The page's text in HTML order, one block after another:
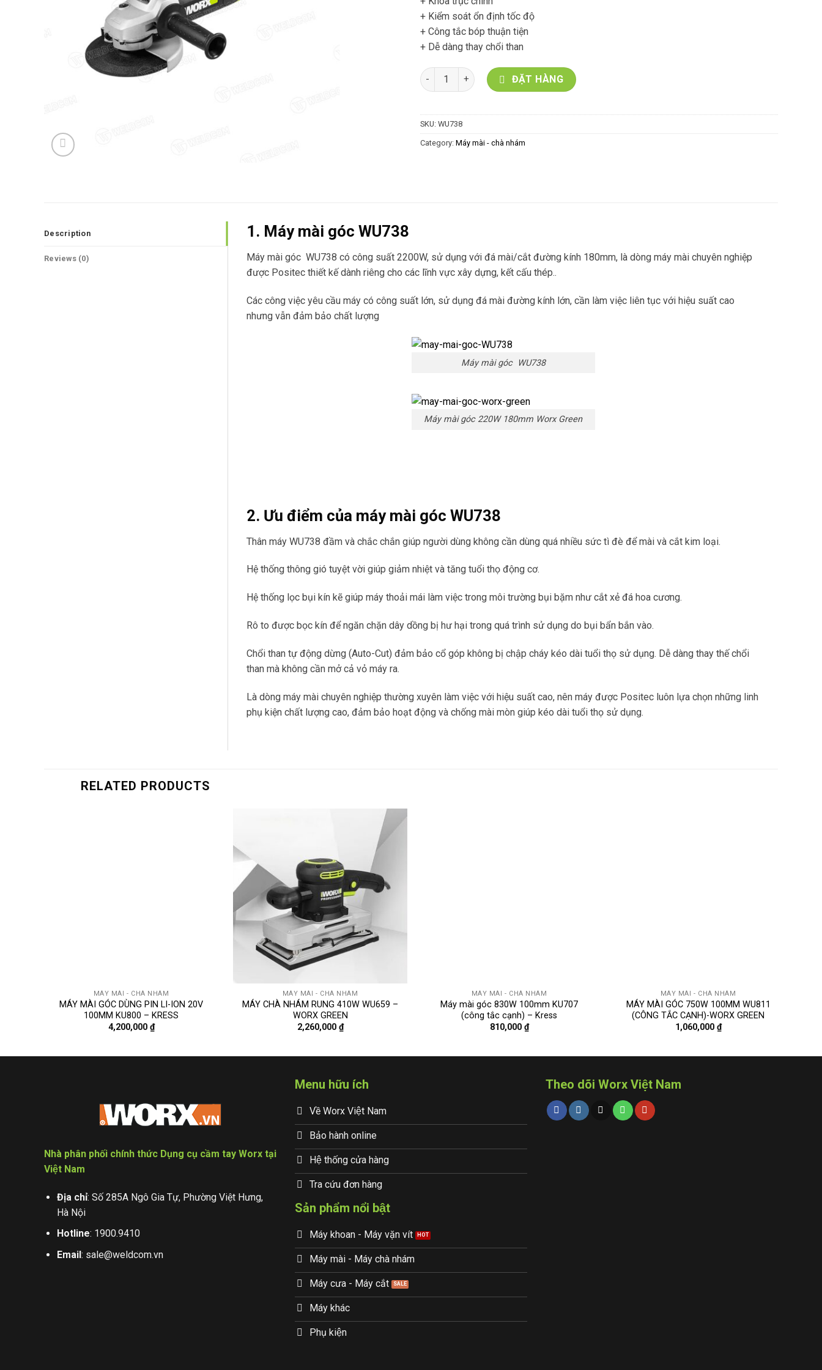
+ Kiểm soát ổn định tốc độ
+ Công tắc bóp thuận tiện
+ Dễ dàng thay chổi than
MÁY MÀI GÓC 2200W 180MM WU738-WORX GREEN quantity
ĐẶT HÀNG
SKU: WU738
Category: Máy mài - chà nhám
Description
Reviews (0)
1. Máy mài góc WU738
Máy mài góc WU738 có công suất 2200W, sử dụng với đá mài/cắt đường kính 180mm, là dòng máy mài chuyên nghiệp
được Positec thiết kế dành riêng cho các lĩnh vực xây dựng, kết cấu thép..
Các công việc yêu cầu máy có công suất lớn, sử dụng đá mài đường kính lớn, cần làm việc liên tục với hiệu suất cao
nhưng vẫn đảm bảo chất lượng
Máy mài góc WU738
Máy mài góc 220W 180mm Worx Green
2. Ưu điểm của máy mài góc WU738
Thân máy WU738 đầm và chắc chắn giúp người dùng không cần dùng quá nhiều sức tì đè để mài và cắt kim loại.
Hệ thống thông gió tuyệt vời giúp giảm nhiệt và tăng tuổi thọ động cơ.
Hệ thống lọc bụi kín kẽ giúp máy thoải mái làm việc trong môi trường bụi bặm như cắt xẻ đá hoa cương.
Rô to được bọc kín để ngăn chặn dây dồng bị hư hại trong quá trình sử dụng do bụi bẩn bắn vào.
Chổi than tự động dừng (Auto-Cut) đảm bảo cổ góp không bị chập cháy kéo dài tuổi thọ sử dụng. Dễ dàng thay thế chổi
than mà không cần mở cả vỏ máy ra.
Là dòng máy mài chuyên nghiệp thường xuyên làm việc với hiệu suất cao, nên máy được Positec luôn lựa chọn những linh
phụ kiện chất lượng cao, đảm bảo hoạt động và chống mài mòn giúp kéo dài tuổi thọ sử dụng.
RELATED PRODUCTS
MÁY MÀI - CHÀ NHÁM
MÁY MÀI GÓC DÙNG PIN LI-ION 20V
100MM KU800 – KRESS
4,200,000 ₫
MÁY MÀI - CHÀ NHÁM
MÁY CHÀ NHÁM RUNG 410W WU659 –
WORX GREEN
2,260,000 ₫
MÁY MÀI - CHÀ NHÁM
Máy mài góc 830W 100mm KU707
(công tắc cạnh) – Kress
810,000 ₫
MÁY MÀI - CHÀ NHÁM
MÁY MÀI GÓC 750W 100MM WU811
(CÔNG TẮC CẠNH)-WORX GREEN
1,060,000 ₫
Nhà phân phối chính thức Dụng cụ cầm tay Worx tại
Việt Nam
Địa chỉ: Số 285A Ngô Gia Tự, Phường Việt Hưng,
Hà Nội
Hotline: 1900.9410
Email: sale@weldcom.vn
Menu hữu ích
Về Worx Việt Nam
Bảo hành online
Hệ thống cửa hàng
Tra cứu đơn hàng
Sản phẩm nổi bật
Máy khoan - Máy vặn vít
Máy mài - Máy chà nhám
Máy cưa - Máy cắt
Máy khác
Phụ kiện
Theo dõi Worx Việt Nam